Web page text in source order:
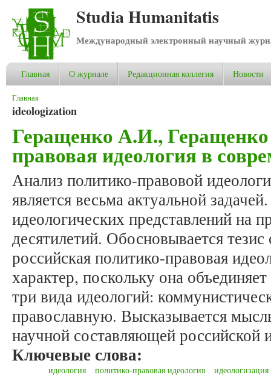
Studia Humanitatis
Международный электронный научный
Главная О журнале Редакционная коллегия Новости
Вы здесь
Главная
ideologization
Геращенко А.И.,
правовая идеология в
Анализ политико-правовой
является весьма актуальной
идеологических представлений на
десятилетий. Обосновывается
российская политико-правовая
характер, поскольку она
три вида идеологий:
православную. Высказывается
научной составляющей российской
Ключевые слова:
идеология политико-правовая идеология идеологизация